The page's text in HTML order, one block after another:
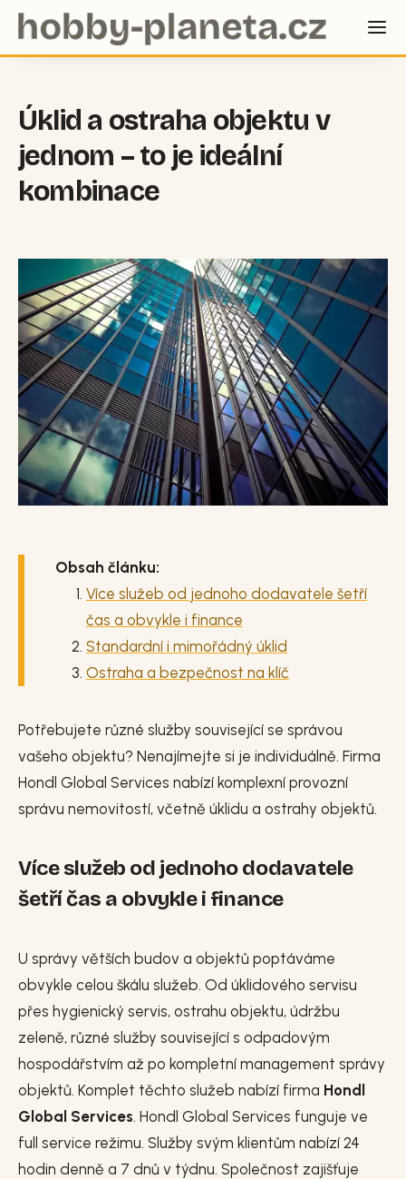
Úklid a ostraha objektu v
jednom – to je ideální
kombinace
Obsah článku:
Více služeb od jednoho dodavatele šetří
čas a obvykle i finance
Standardní i mimořádný úklid
Ostraha a bezpečnost na klíč
Potřebujete různé služby související se správou
vašeho objektu? Nenajímejte si je individuálně. Firma
Hondl Global Services nabízí komplexní provozní
správu nemovitostí, včetně úklidu a ostrahy objektů.
Více služeb od jednoho dodavatele
šetří čas a obvykle i finance
U správy větších budov a objektů poptáváme
obvykle celou škálu služeb. Od úklidového servisu
přes hygienický servis, ostrahu objektu, údržbu
zeleně, různé služby související s odpadovým
hospodářstvím až po kompletní management správy
objektů. Komplet těchto služeb nabízí firma Hondl
Global Services. Hondl Global Services funguje ve
full service režimu. Služby svým klientům nabízí 24
hodin denně a 7 dnů v týdnu. Společnost zajišťuje